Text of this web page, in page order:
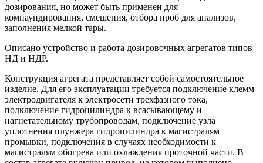
дозирования, но может быть применен для
компаундирования, смешения, отбора проб для анализов,
заполнения мелкой тары.
Описано устройство и работа дозировочных агрегатов типов
НД и НДР.
Конструкция агрегата представляет собой самостоятельное
изделие. Для его эксплуатации требуется подключение клемм
электродвигателя к электросети трехфазного тока,
подключение гидроцилиндра к всасывающему и
нагнетательному трубопроводам, подключение узла
уплотнения плунжера гидроцилиндра к магистралям
промывки, подключения в случаях необходимости к
магистралям обогрева или охлаждения проточной части. В